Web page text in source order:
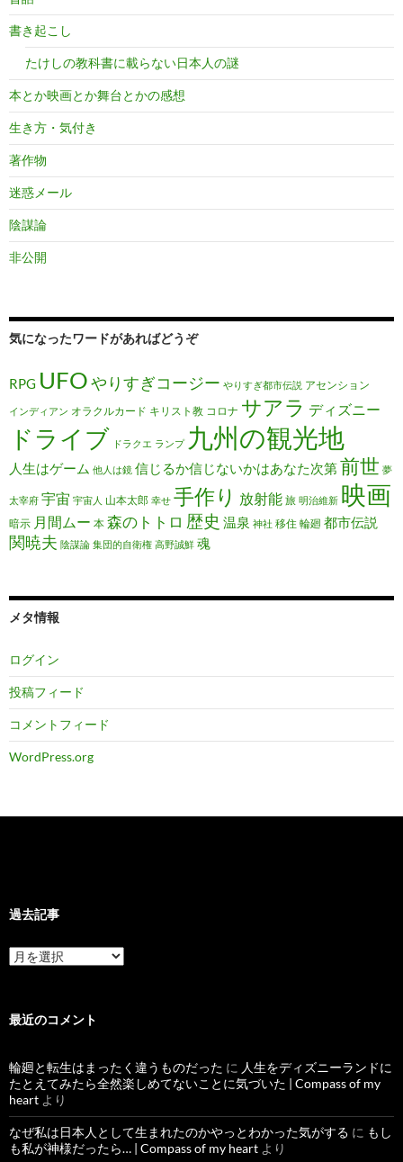
書き起こし
たけしの教科書に載らない日本人の謎
本とか映画とか舞台とかの感想
生き方・気付き
著作物
迷惑メール
陰謀論
非公開
気になったワードがあればどうぞ
RPG UFOやりすぎコージー やりすぎ都市伝説 アセンション
インディアン オラクルカード キリスト教 コロナ サアラ ディズニー
ドライブ ドラクエ ランプ 九州の観光地
人生はゲーム 他人は鏡 信じるか信じないかはあなた次第前世 夢
太宰府 宇宙 宇宙人 山本太郎 幸せ 手作り 放射能 旅 明治維新 映画
暗示 月間ムー 本 森のトトロ 歴史 温泉 神社 移住 輪廻 都市伝説
関暁夫 陰謀論 集団的自衛権 高野誠鮮 魂
メタ情報
ログイン
投稿フィード
コメントフィード
WordPress.org
過去記事
過
去
最近のコメント
輪廻と転生はまったく違うものだった に 人生をディズニーランドに
たとえてみたら全然楽しめてないことに気づいた | Compass of my
heart より
なぜ私は日本人として生まれたのかやっとわかった気がする に もし
も私が神様だったら… | Compass of my heart より